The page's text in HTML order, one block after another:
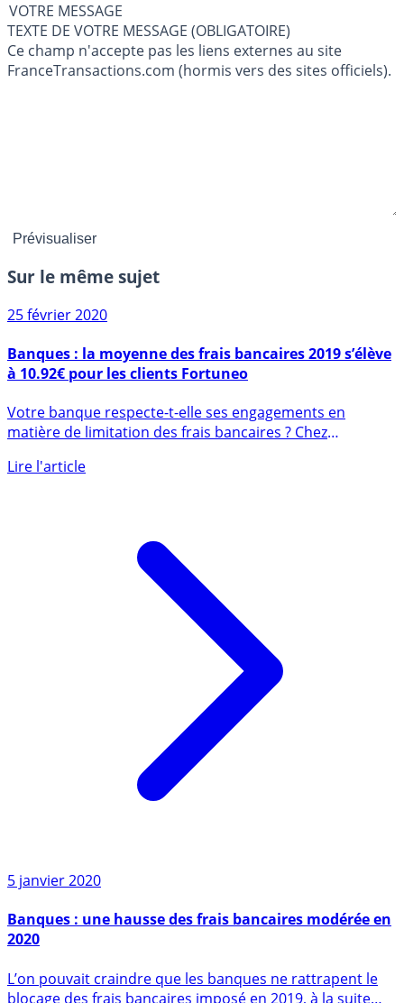
VOTRE MESSAGE
TEXTE DE VOTRE MESSAGE (OBLIGATOIRE)
Ce champ n'accepte pas les liens externes au site
FranceTransactions.com (hormis vers des sites officiels).
Sur le même sujet
25 février 2020
à 10.92€ pour les clients Fortuneo
matière de limitation des frais bancaires ? Chez
5 janvier 2020
2020